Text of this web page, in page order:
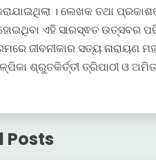
। ଲେଖକ ତଥା
ଏହି ସାରସ୍ଵତ ଉତ୍ସବର
ଜୀବନୀକାର ସତ୍ୟ ନାରାୟଣ
ଶ୍ରୁତକିର୍ତ୍ତୀ ତ୍ରିପାଠୀ ଓ
Posts